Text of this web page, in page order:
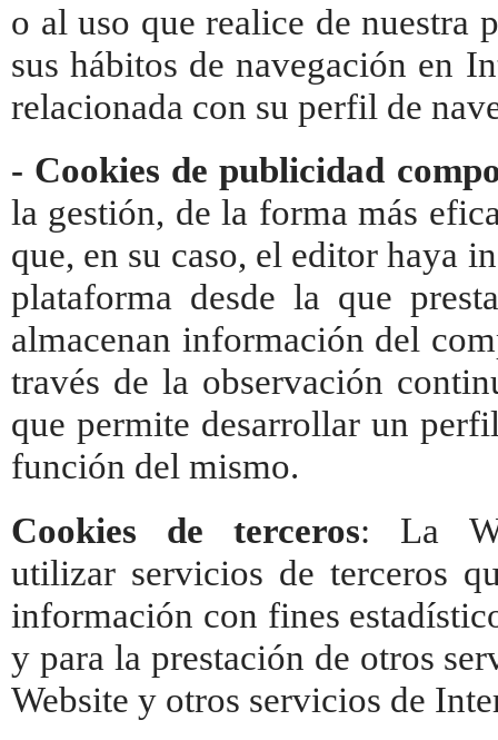
o al uso que realice de nuestra
sus hábitos de navegación en
relacionada con su perfil de
- Cookies de publicidad
la gestión, de la forma más
que, en su caso, el editor haya
plataforma desde la que
almacenan información del
través de la observación
que permite desarrollar un
función del mismo.
Cookies de terceros: La
utilizar servicios de terceros
información con fines
y para la prestación de otros
Website y otros servicios de